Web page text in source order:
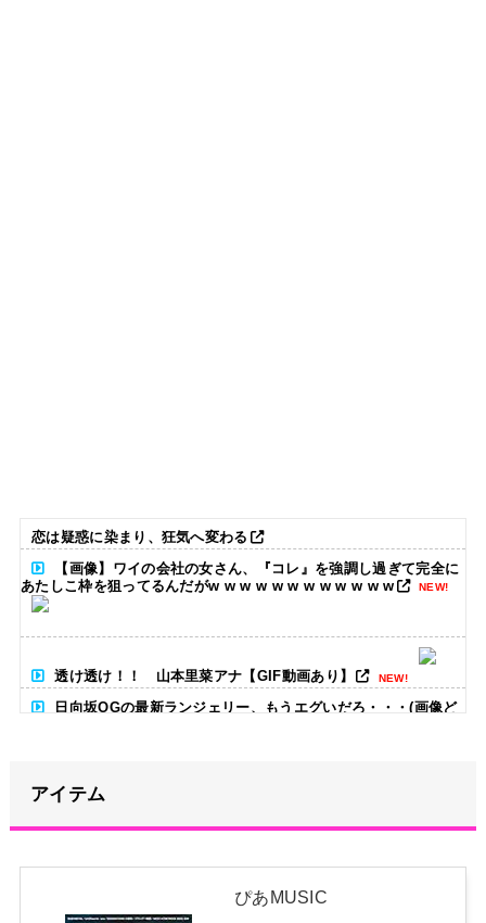
恋は疑惑に染まり、狂気へ変わる
【画像】ワイの会社の女さん、『コレ』を強調し過ぎて完全に
あたしこ枠を狙ってるんだがw w w w w w w w w w w w
NEW!
透け透け！！ 山本里菜アナ【GIF動画あり】 NEW!
日向坂OGの最新ランジェリー、もうエグいだろ・・・(画像ど
さいとう←誰思い浮かべた？
【朗報】高瀬くるみ、ハロヲタに生きる目標を与える「みん
【画像】アイドルさん「体重10キロ増えたらこうなった」
アイテム
ぴあMUSIC